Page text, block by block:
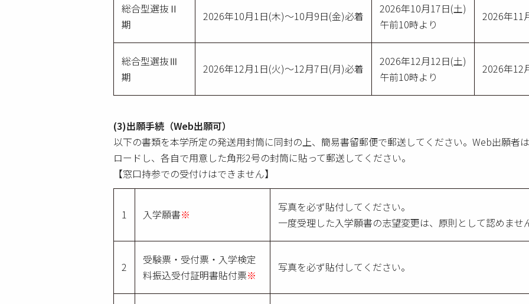
総合型選抜Ⅱ
期
2026年10月1日(木)～10月9日(金)必着
2026年10月17日(土)
午前10時より
2026年11
総合型選抜Ⅲ
期
2026年12月1日(火)～12月7日(月)必着
2026年12月12日(土)
午前10時より
2026年12
(3)出願手続（Web出願可）
以下の書類を本学所定の発送用封筒に同封の上、簡易書留郵便で郵送してください。Web出願者
ロードし、各自で用意した角形2号の封筒に貼って郵送してください。
【窓口持参での受付けはできません】
1 入学願書※
写真を必ず貼付してください。
一度受理した入学願書の志望変更は、原則として認めませ
2
受験票・受付票・入学検定
料振込受付証明書貼付票※
写真を必ず貼付してください。